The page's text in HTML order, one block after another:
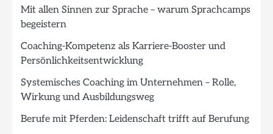
Mit allen Sinnen zur Sprache – warum Sprachcamps
begeistern
Coaching-Kompetenz als Karriere-Booster und
Persönlichkeitsentwicklung
Systemisches Coaching im Unternehmen – Rolle,
Wirkung und Ausbildungsweg
Berufe mit Pferden: Leidenschaft trifft auf Berufung